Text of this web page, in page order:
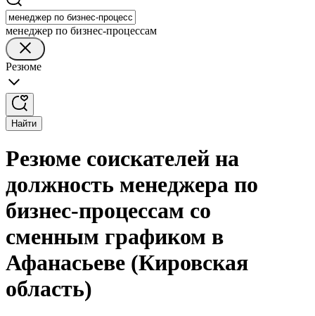
менеджер по бизнес-процессам
Резюме
Найти
Резюме соискателей на
должность менеджера по
бизнес-процессам со
сменным графиком в
Афанасьеве (Кировская
область)